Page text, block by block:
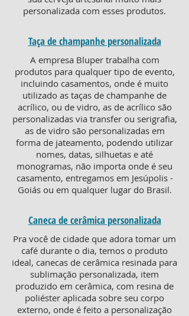
personalizada com esses produtos.
Taça de champanhe personalizada
A empresa Bluper trabalha com
produtos para qualquer tipo de evento,
incluindo casamentos, onde é muito
utilizado as taças de champanhe de
acrílico, ou de vidro, as de acrílico são
personalizadas via transfer ou serigrafia,
as de vidro são personalizadas em
forma de jateamento, podendo utilizar
nomes, datas, silhuetas e até
monogramas, não importa onde é seu
casamento, entregamos em Jesúpolis -
Goiás ou em qualquer lugar do Brasil.
Caneca de cerâmica personalizada
Pra você de cidade que adora tomar um
café durante o dia, temos o produto
ideal, canecas de cerâmica resinada para
sublimação personalizada, item
produzido em cerâmica, com resina de
poliéster aplicada sobre seu corpo
externo, onde é feito a personalização